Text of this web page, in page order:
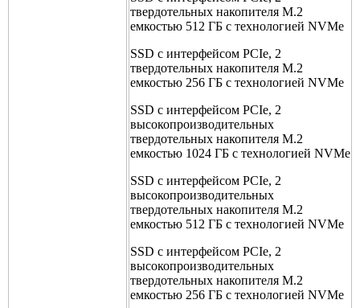
твердотельных накопителя M.2
емкостью 512 ГБ с технологией NVMe
SSD с интерфейсом PCIe, 2
твердотельных накопителя M.2
емкостью 256 ГБ с технологией NVMe
SSD с интерфейсом PCIe, 2
высокопроизводительных
твердотельных накопителя M.2
емкостью 1024 ГБ с технологией NVMe
SSD с интерфейсом PCIe, 2
высокопроизводительных
твердотельных накопителя M.2
емкостью 512 ГБ с технологией NVMe
SSD с интерфейсом PCIe, 2
высокопроизводительных
твердотельных накопителя M.2
емкостью 256 ГБ с технологией NVMe